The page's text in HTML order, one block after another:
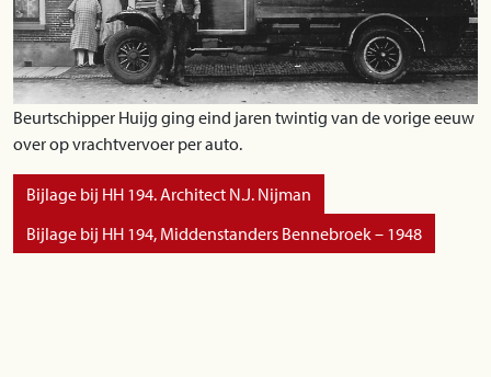
Beurtschipper Huijg ging eind jaren twintig van de vorige eeuw
over op vrachtvervoer per auto.
Bijlage bij HH 194. Architect N.J. Nijman
Bijlage bij HH 194, Middenstanders Bennebroek – 1948